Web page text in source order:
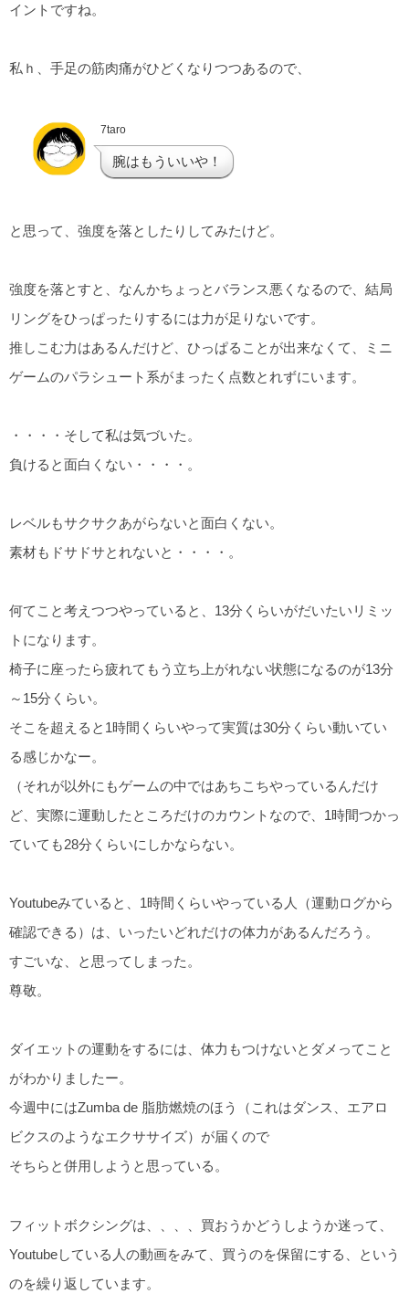
イントですね。
私ｈ、手足の筋肉痛がひどくなりつつあるので、
7taro
腕はもういいや！
と思って、強度を落としたりしてみたけど。
強度を落とすと、なんかちょっとバランス悪くなるので、結局
リングをひっぱったりするには力が足りないです。
推しこむ力はあるんだけど、ひっぱることが出来なくて、ミニ
ゲームのパラシュート系がまったく点数とれずにいます。
・・・・そして私は気づいた。
負けると面白くない・・・・。
レベルもサクサクあがらないと面白くない。
素材もドサドサとれないと・・・・。
何てこと考えつつやっていると、13分くらいがだいたいリミッ
トになります。
椅子に座ったら疲れてもう立ち上がれない状態になるのが13分
～15分くらい。
そこを超えると1時間くらいやって実質は30分くらい動いてい
る感じかなー。
（それが以外にもゲームの中ではあちこちやっているんだけ
ど、実際に運動したところだけのカウントなので、1時間つかっ
ていても28分くらいにしかならない。
Youtubeみていると、1時間くらいやっている人（運動ログから
確認できる）は、いったいどれだけの体力があるんだろう。
すごいな、と思ってしまった。
尊敬。
ダイエットの運動をするには、体力もつけないとダメってこと
がわかりましたー。
今週中にはZumba de 脂肪燃焼のほう（これはダンス、エアロ
ビクスのようなエクササイズ）が届くので
そちらと併用しようと思っている。
フィットボクシングは、、、、買おうかどうしようか迷って、
Youtubeしている人の動画をみて、買うのを保留にする、という
のを繰り返しています。